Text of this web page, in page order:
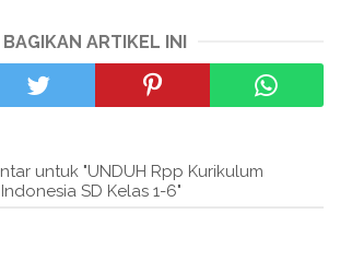
BAGIKAN ARTIKEL INI
untuk "UNDUH Rpp Kurikulum
SD Kelas 1-6"